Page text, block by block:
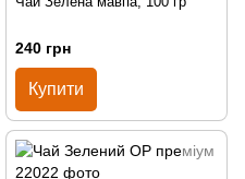
240 грн
Купити